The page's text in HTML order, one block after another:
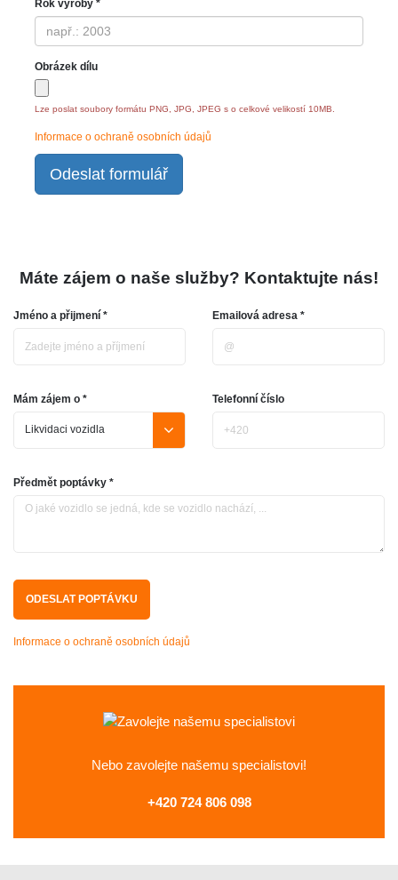
Rok výroby *
Obrázek dílu
Lze poslat soubory formátu PNG, JPG, JPEG s o celkové velikostí 10MB.
Informace o ochraně osobních údajů
Odeslat formulář
Máte zájem o naše služby? Kontaktujte nás!
Jméno a přijmení * Emailová adresa *
Mám zájem o * Telefonní číslo
Předmět poptávky *
Informace o ochraně osobních údajů
Nebo zavolejte našemu specialistovi!
+420 724 806 098